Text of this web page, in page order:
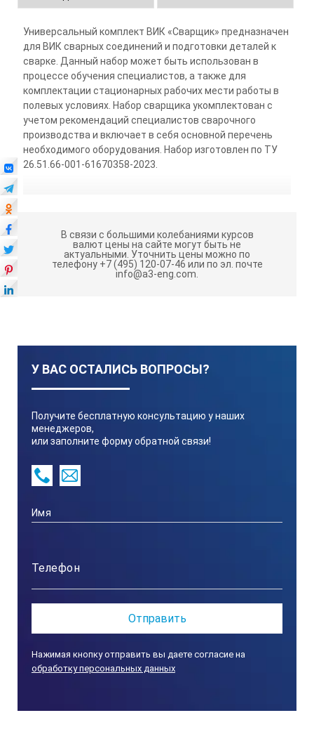
Универсальный комплект ВИК «Сварщик» предназначен
для ВИК сварных соединений и подготовки деталей к
сварке. Данный набор может быть использован в
процессе обучения специалистов, а также для
комплектации стационарных рабочих мести работы в
полевых условиях. Набор сварщика укомплектован с
учетом рекомендаций специалистов сварочного
производства и включает в себя основной перечень
необходимого оборудования. Набор изготовлен по ТУ
26.51.66-001-61670358-2023.
В связи с большими колебаниями курсов
валют цены на сайте могут быть не
актуальными. Уточнить цены можно по
телефону +7 (495) 120-07-46 или по эл. почте
info@a3-eng.com.
У ВАС ОСТАЛИСЬ ВОПРОСЫ?
Получите бесплатную консультацию у наших
менеджеров,
или заполните форму обратной связи!
Нажимая кнопку отправить вы даете согласие на
обработку персональных данных